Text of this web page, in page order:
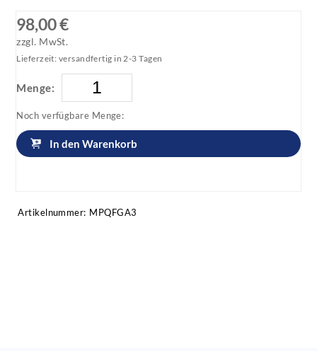
98,00 €
zzgl. MwSt.
Lieferzeit: versandfertig in 2-3 Tagen
Menge:
Noch verfügbare Menge:
In den Warenkorb
Artikelnummer: MPQFGA3